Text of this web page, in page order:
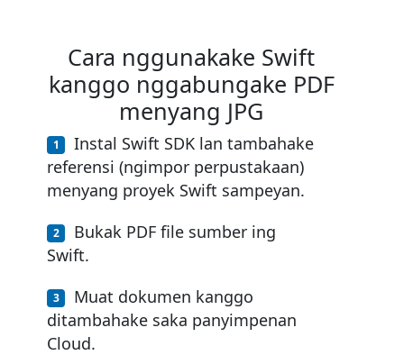
Cara nggunakake Swift
kanggo nggabungake PDF
menyang JPG
Instal Swift SDK lan tambahake
referensi (ngimpor perpustakaan)
menyang proyek Swift sampeyan.
Bukak PDF file sumber ing
Swift.
Muat dokumen kanggo
ditambahake saka panyimpenan
Cloud.